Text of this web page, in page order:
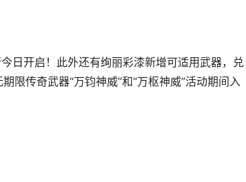
开启！此外还有绚丽彩漆新增可适用武器，兑
限传奇武器“万钧神威”和“万枢神威”活动期间入